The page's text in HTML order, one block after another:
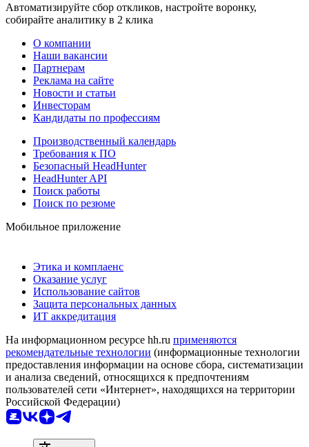
Автоматизируйте сбор откликов, настройте воронку,
собирайте аналитику в 2 клика
О компании
Наши вакансии
Партнерам
Реклама на сайте
Новости и статьи
Инвесторам
Кандидаты по профессиям
Производственный календарь
Требования к ПО
Безопасный HeadHunter
HeadHunter API
Поиск работы
Поиск по резюме
Мобильное приложение
Этика и комплаенс
Оказание услуг
Использование сайтов
Защита персональных данных
ИТ аккредитация
На информационном ресурсе hh.ru применяются
рекомендательные технологии (информационные технологии
предоставления информации на основе сбора, систематизации
и анализа сведений, относящихся к предпочтениям
пользователей сети «Интернет», находящихся на территории
Российской Федерации)